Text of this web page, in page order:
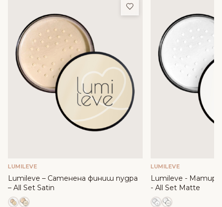
Добави в любими
LUMILEVE
Lumileve – Сатенена финиш пудра
– All Set Satin
LUMILEVE
Lumileve -
- Аll Set Matte